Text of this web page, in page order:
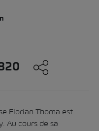
Florian Thoma est
Au cours de sa